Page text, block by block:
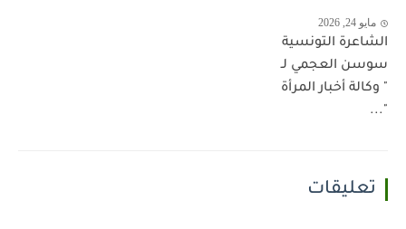
مايو 24, 2026
الشاعرة التونسية
سوسن العجمي لـ
" وكالة أخبار المرأة
"...
تعليقات